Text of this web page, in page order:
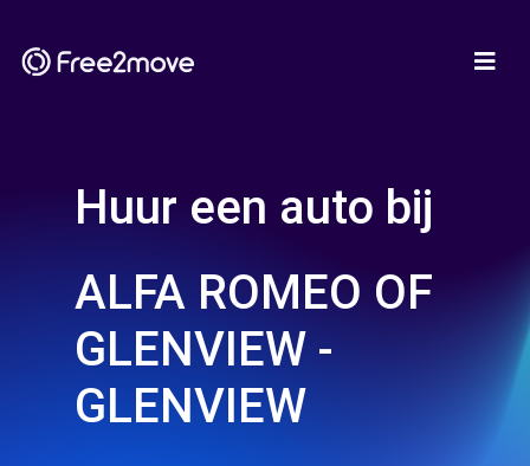
Huur een auto bij
ALFA ROMEO OF
GLENVIEW -
GLENVIEW